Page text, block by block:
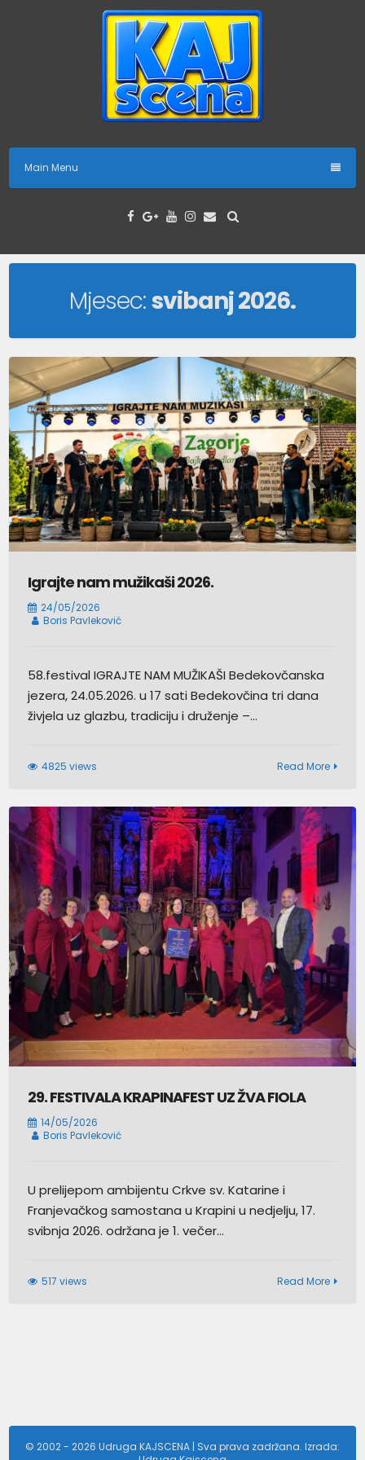
Main Menu
Mjesec:svibanj 2026.
Igrajte nam mužikaši 2026.
24/05/2026
Boris Pavleković
58.festival IGRAJTE NAM MUŽIKAŠI Bedekovčanska
jezera, 24.05.2026. u 17 sati Bedekovčina tri dana
živjela uz glazbu, tradiciju i druženje –…
Read More
4825 views
29. FESTIVALA KRAPINAFEST UZ ŽVA FIOLA
14/05/2026
Boris Pavleković
U prelijepom ambijentu Crkve sv. Katarine i
Franjevačkog samostana u Krapini u nedjelju, 17.
svibnja 2026. održana je 1. večer…
Read More
517 views
© 2002 - 2026 Udruga KAJSCENA | Sva prava zadržana. Izrada: